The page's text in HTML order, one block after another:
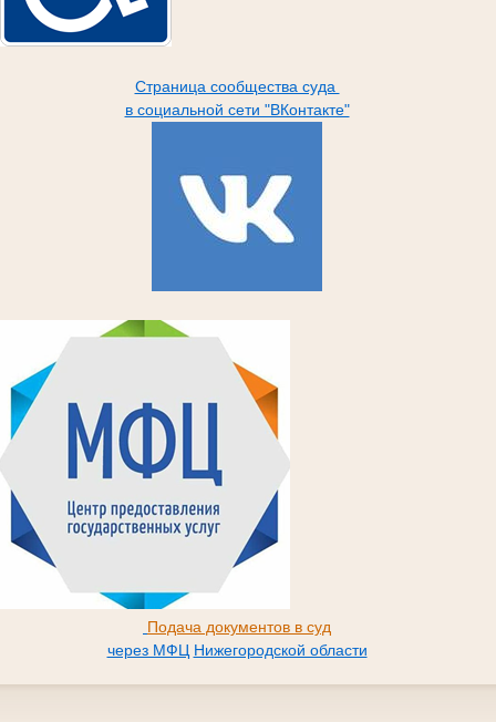
Страница сообщества суда
в социальной сети "ВКонтакте"
Подача документов в суд
через МФЦ Нижегородской области